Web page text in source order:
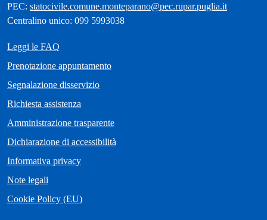
PEC: statocivile.comune.monteparano@pec.rupar.puglia.it
Centralino unico: 099 5993038
Leggi le FAQ
Prenotazione appuntamento
Segnalazione disservizio
Richiesta assistenza
Amministrazione trasparente
Dichiarazione di accessibilità
Informativa privacy
Note legali
Cookie Policy (EU)